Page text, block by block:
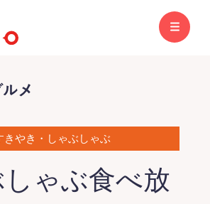
きやき・しゃぶしゃぶ
しゃぶ食べ放